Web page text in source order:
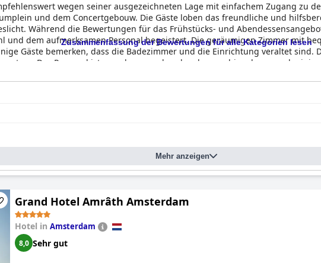
wegen seiner ausgezeichneten Lage mit einfachem Zugang zu
und dem Concertgebouw. Die Gäste loben das freundliche und
Während die Bewertungen für das Frühstücks- und
und dem aufmerksamen Personal begeistert. Die geräumigen Zimmer mit
Gäste bemerken, dass die Badezimmer und die Einrichtung veraltet sind.
Das Personal ist zuvorkommend und mehrsprachig, aber es gab
Hotel bietet bequeme, gebührenpflichtige Parkplätze vor Ort und ist ideal
Service machen dasHilton Amsterdamzu einer guten Wahl für einen
Service und die günstige Lage des Hotels trotz einiger kleinerer Probleme
Zusammenfassung der Bewertungen für alle Kategorien lesen
Mehr anzeigen
Grand Hotel Amrâth Amsterdam
Hotel in Amsterdam
8,0 Sehr gut